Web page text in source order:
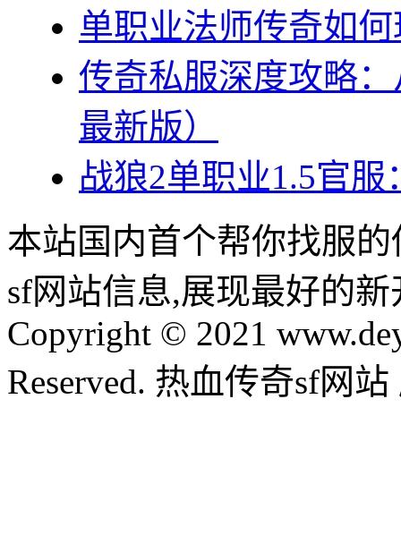
单职业法师传奇如
传奇私服深度攻略
最新版）
战狼2单职业1.5官
本站国内首个帮你找服
sf网站信息,展现最好的
Copyright © 2021
Reserved. 热血传奇sf网